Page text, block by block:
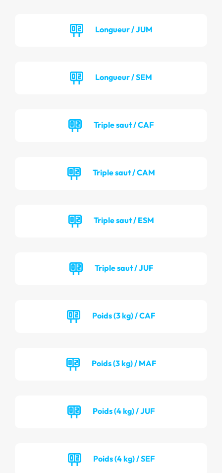
Longueur / JUM
Longueur / SEM
Triple saut / CAF
Triple saut / CAM
Triple saut / ESM
Triple saut / JUF
Poids (3 kg) / CAF
Poids (3 kg) / MAF
Poids (4 kg) / JUF
Poids (4 kg) / SEF